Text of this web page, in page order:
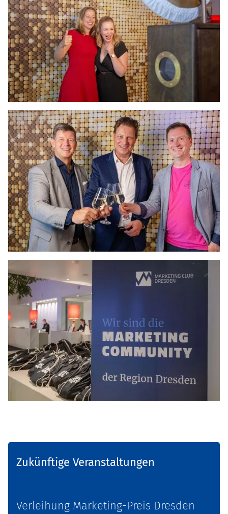
Zukünftige Veranstaltungen
Verleihung Marketing-Preis Dresden